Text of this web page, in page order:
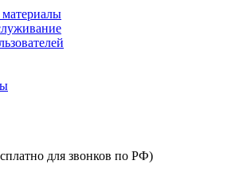
для звонков по РФ)